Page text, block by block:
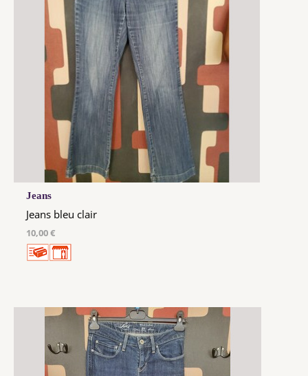
Jeans
Jeans bleu clair
10,00 €